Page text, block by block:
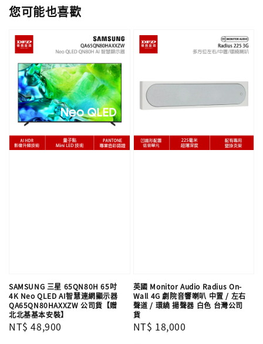
您可能也喜歡
SAMSUNG 三星 65QN80H 65吋
4K Neo QLED AI智慧連網顯示器
QA65QN80HAXXZW 公司貨【贈
北北基基本安裝】
Regular
NT$ 48,900
英國 Monitor Audio Radius On-
Wall 4G 劇院音響喇叭 中置 / 左右
聲道 / 環繞 揚聲器 白色 台灣公司
貨
Regular
NT$ 18,000